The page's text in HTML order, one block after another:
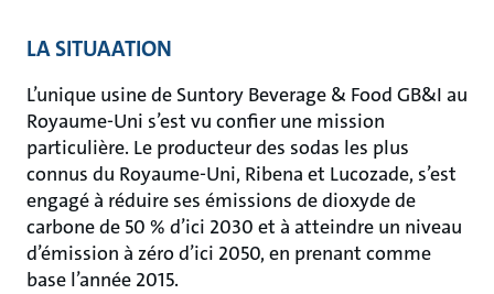
LA SITUAATION
L’unique usine de Suntory Beverage & Food GB&I au
Royaume-Uni s’est vu confier une mission
particulière. Le producteur des sodas les plus
connus du Royaume-Uni, Ribena et Lucozade, s’est
engagé à réduire ses émissions de dioxyde de
carbone de 50 % d’ici 2030 et à atteindre un niveau
d’émission à zéro d’ici 2050, en prenant comme
base l’année 2015.